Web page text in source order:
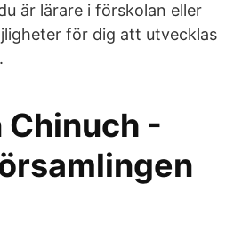
är lärare i förskolan eller
för dig att utvecklas
Chinuch -